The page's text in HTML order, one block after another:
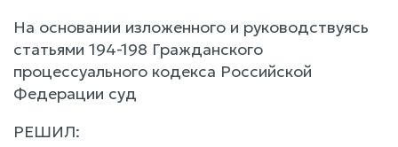
На основании изложенного и руководствуясь
статьями 194-198 Гражданского
процессуального кодекса Российской
Федерации суд
РЕШИЛ: